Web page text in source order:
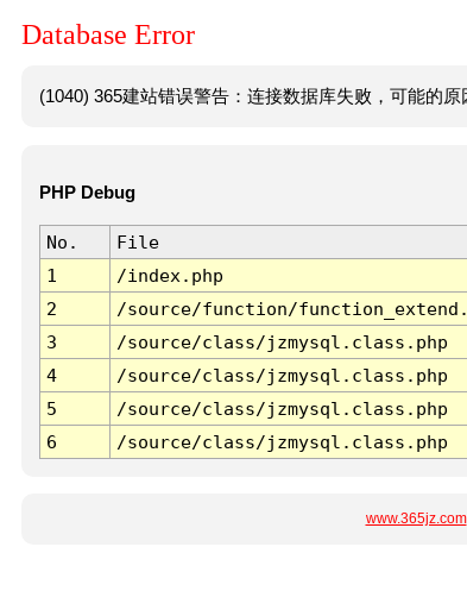
Database Error
(1040) 365建站错误警告：连接数据库失败，可能的
PHP Debug
No. File
1
/index.php
2
/source/function/
3
/source/class/jzmysql.class.php
4
/source/class/jzmysql.class.php
5
/source/class/jzmysql.class.php
6
/source/class/jzmysql.class.php
www.365jz.com